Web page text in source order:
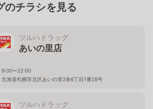
のチラシを見る
ツルハドラッグ
あいの里店
9:00〜22:00
北海道札幌市北区あいの里2条6丁目1番28号
ツルハドラッグ